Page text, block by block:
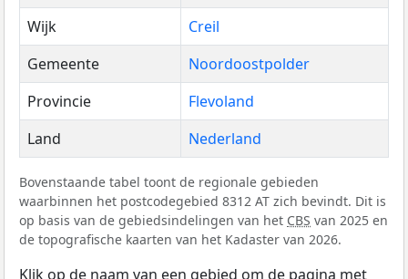
Wijk
Creil
Gemeente
Noordoostpolder
Provincie
Flevoland
Land
Nederland
Bovenstaande tabel toont de regionale gebieden
waarbinnen het postcodegebied 8312 AT zich bevindt. Dit is
op basis van de gebiedsindelingen van het CBS van 2025 en
de topografische kaarten van het Kadaster van 2026.
Klik op de naam van een gebied om de pagina met